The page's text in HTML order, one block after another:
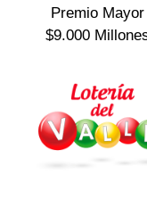
Premio Mayor
$9.000